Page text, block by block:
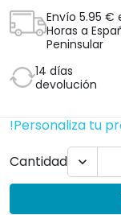
Envío 5.95 €
Horas a
Peninsular
14 días
devolución
!Personaliza tu
Cantidad
